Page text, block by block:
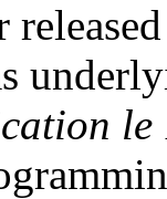
le